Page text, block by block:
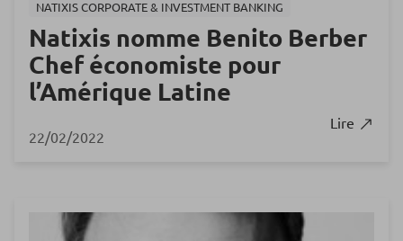
NATIXIS CORPORATE & INVESTMENT BANKING
Natixis nomme Benito Berber
Chef économiste pour
l’Amérique Latine
22/02/2022
Lire